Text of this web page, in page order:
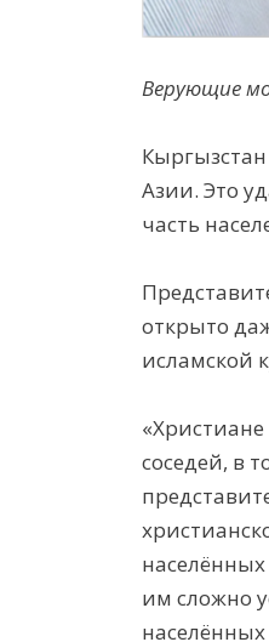
Верующие
Азии. Это
часть
открыто
исламской
соседей, в
населённых
им сложно